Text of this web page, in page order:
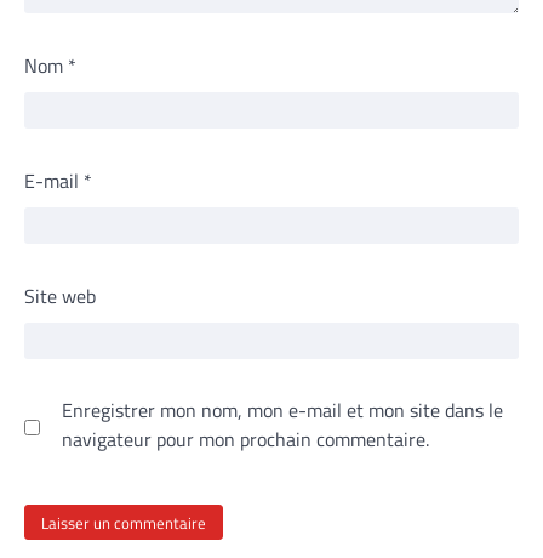
Nom *
E-mail *
Site web
Enregistrer mon nom, mon e-mail et mon site dans le
navigateur pour mon prochain commentaire.